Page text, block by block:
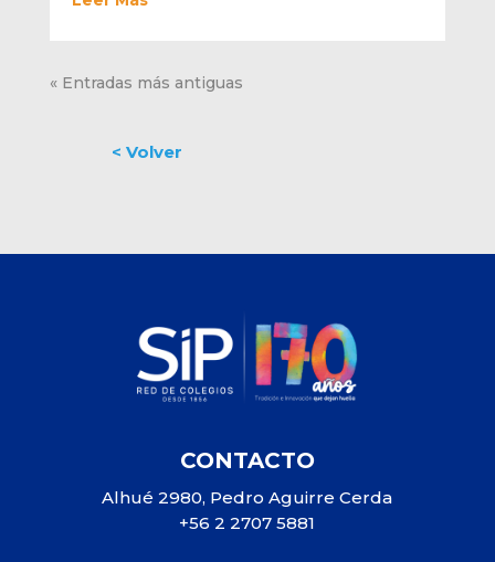
« Entradas más antiguas
CONTACTO
Alhué 2980, Pedro Aguirre Cerda
+56 2 2707 5881